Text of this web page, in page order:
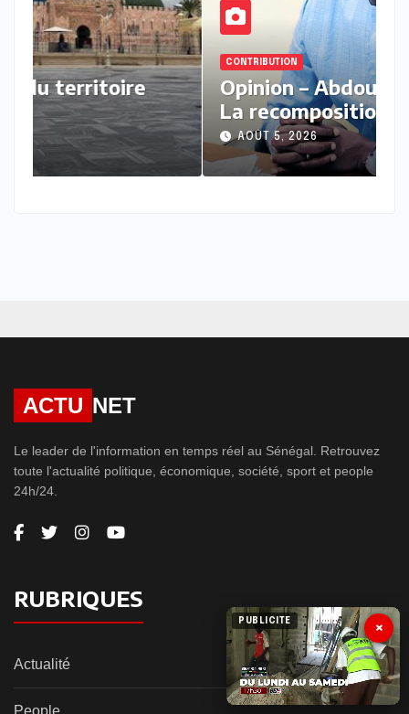
CONTRIBUTION
Touba à l’aune du territoire
mouride
AOÛT 5, 2026
La
ACTU NET
Le leader de l'information en temps réel au Sénégal. Retrouvez
toute l'actualité politique, économique, société, sport et people
24h/24.
RUBRIQUES
Actualité
People
×
PUBLICITE